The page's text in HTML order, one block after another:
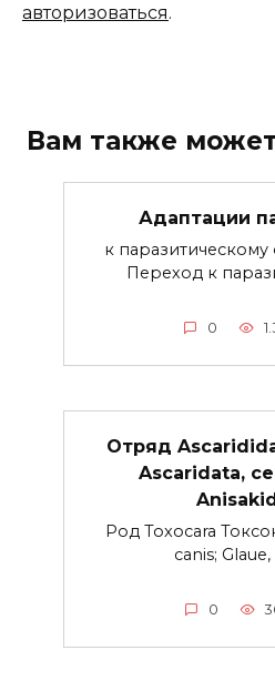
авторизоваться.
Вам также
Адаптации
к
Переход к
0
Отряд
Ascaridata,
Род Toxocara
canis; Glaue,
0